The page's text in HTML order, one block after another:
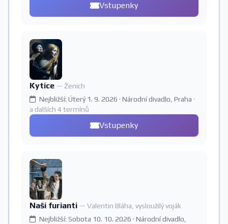
Vstupenky
Kytice — Ženich
Nejbližší: Úterý 1. 9. 2026 · Národní divadlo, Praha ·
a dalších 4 termínů
Vstupenky
Naši furianti — Valentin Bláha, vysloužilý voják
Nejbližší: Sobota 10. 10. 2026 · Národní divadlo,